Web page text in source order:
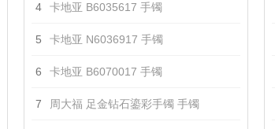
4 卡地亚 B6035617 手镯
5 卡地亚 N6036917 手镯
6 卡地亚 B6070017 手镯
7 周大福 足金钻石鎏彩手镯 手镯